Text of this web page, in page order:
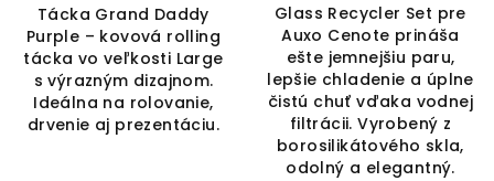
Tácka Grand Daddy
Purple – kovová rolling
tácka vo veľkosti Large
s výrazným dizajnom.
Ideálna na rolovanie,
drvenie aj prezentáciu.
Glass Recycler Set pre
Auxo Cenote prináša
ešte jemnejšiu paru,
lepšie chladenie a úplne
čistú chuť vďaka vodnej
filtrácii. Vyrobený z
borosilikátového skla,
odolný a elegantný.